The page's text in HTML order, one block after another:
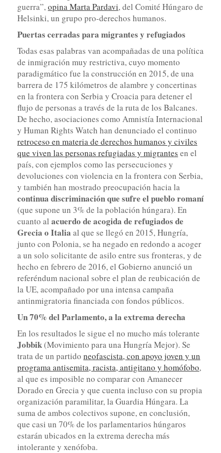
guerra”,opina Marta Pardavi, del Comité Húngaro de
Helsinki, un grupo pro-derechos humanos.
Puertas cerradas para migrantes y refugiados
Todas esas palabras van acompañadas de una política
de inmigración muy restrictiva, cuyo momento
paradigmático fue la construcción en 2015, de una
barrera de 175 kilómetros de alambre y concertinas
en la frontera con Serbia y Croacia para detener el
flujo de personas a través de la ruta de los Balcanes.
De hecho, asociaciones como Amnistía Internacional
y Human Rights Watch han denunciado el continuo
retroceso en materia de derechos humanos y civiles
que viven las personas refugiadas y migrantes en el
país, con ejemplos como las persecuciones y
devoluciones con violencia en la frontera con Serbia,
y también han mostrado preocupación hacia la
continua discriminación que sufre el pueblo romaní
(que supone un 3% de la población húngara). En
cuanto al acuerdo de acogida de refugiados de
Grecia o Italia al que se llegó en 2015, Hungría,
junto con Polonia, se ha negado en redondo a acoger
a un solo solicitante de asilo entre sus fronteras, y de
hecho en febrero de 2016, el Gobierno anunció un
referéndum nacional sobre el plan de reubicación de
la UE, acompañado por una intensa campaña
antinmigratoria financiada con fondos públicos.
Un 70% del Parlamento, a la extrema derecha
En los resultados le sigue el no mucho más tolerante
Jobbik(Movimiento para una Hungría Mejor). Se
trata de un partido neofascista, con apoyo joven y un
programa antisemita, racista, antigitano y homófobo,
al que es imposible no comparar con Amanecer
Dorado en Grecia y que cuenta incluso con su propia
organización paramilitar, la Guardia Húngara. La
suma de ambos colectivos supone, en conclusión,
que casi un 70% de los parlamentarios húngaros
estarán ubicados en la extrema derecha más
intolerante y xenófoba.